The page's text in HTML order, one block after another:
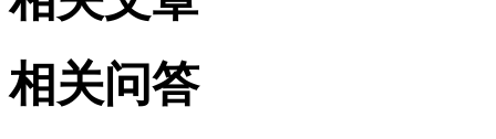
相关问答